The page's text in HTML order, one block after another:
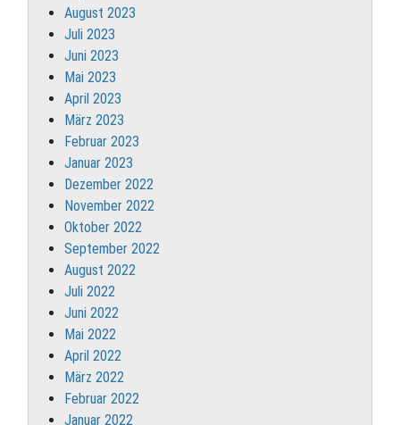
August 2023
Juli 2023
Juni 2023
Mai 2023
April 2023
März 2023
Februar 2023
Januar 2023
Dezember 2022
November 2022
Oktober 2022
September 2022
August 2022
Juli 2022
Juni 2022
Mai 2022
April 2022
März 2022
Februar 2022
Januar 2022